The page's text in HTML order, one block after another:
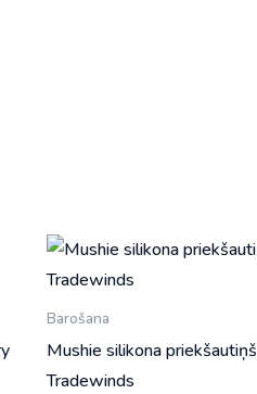
Barošana
Mushie silikona priekšautiņš
Tradewinds